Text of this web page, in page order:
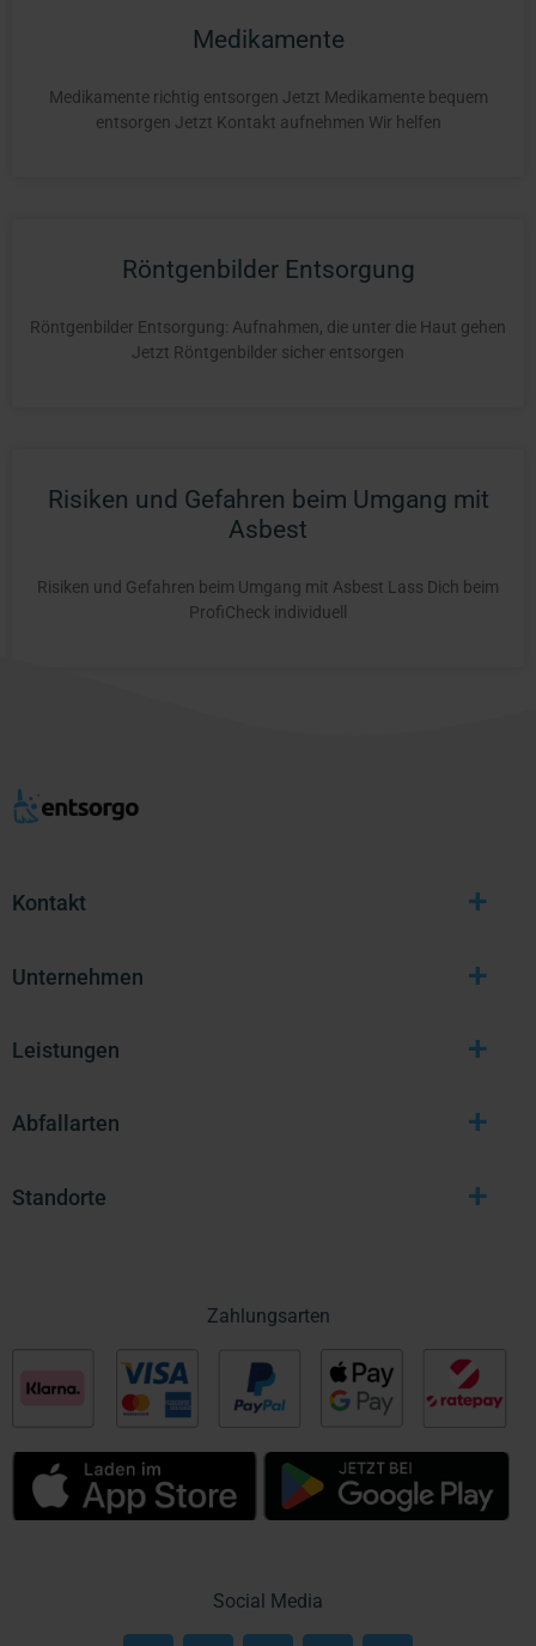
Medikamente
Medikamente richtig entsorgen Jetzt Medikamente bequem
entsorgen Jetzt Kontakt aufnehmen Wir helfen
Röntgenbilder Entsorgung
Röntgenbilder Entsorgung: Aufnahmen, die unter die Haut gehen
Jetzt Röntgenbilder sicher entsorgen
Risiken und Gefahren beim Umgang mit
Asbest
Risiken und Gefahren beim Umgang mit Asbest Lass Dich beim
ProfiCheck individuell
Kontakt +
Unternehmen +
Leistungen +
Abfallarten +
Standorte +
Zahlungsarten
Social Media